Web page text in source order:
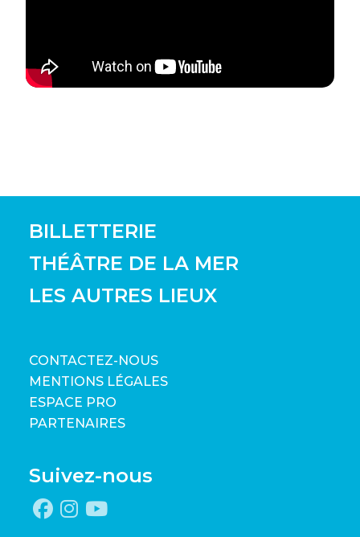
BILLETTERIE
THÉÂTRE DE LA MER
LES AUTRES LIEUX
CONTACTEZ-NOUS
MENTIONS LÉGALES
ESPACE PRO
PARTENAIRES
Suivez-nous